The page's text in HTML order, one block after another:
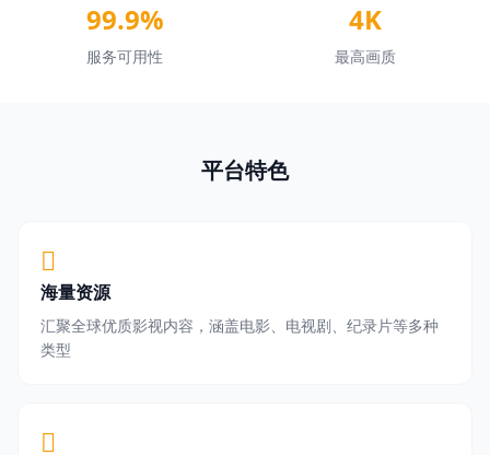
登录 / 注册
99.9%
服务可用性
4K
最高画质
平台特色
海量资源
汇聚全球优质影视内容，涵盖电影、电视剧、纪录片等多种
类型